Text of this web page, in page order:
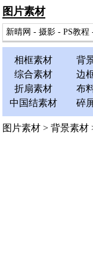
图片素材
新晴网 - 摄影 - PS教程
相框素材 背
综合素材
边
折扇素材
布
中国结素材
碎
图片素材 > 背景素材